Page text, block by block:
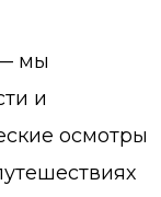
мы
и
осмотры